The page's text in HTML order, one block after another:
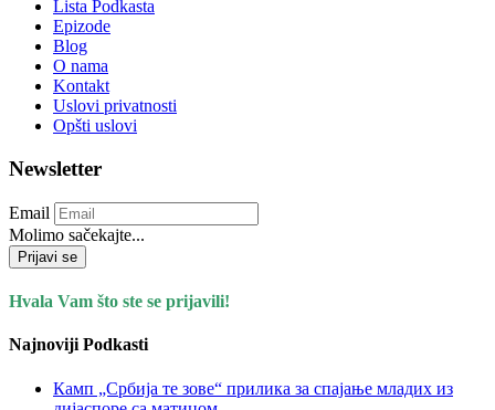
Lista Podkasta
Epizode
Blog
O nama
Kontakt
Uslovi privatnosti
Opšti uslovi
Newsletter
Email
Molimo sačekajte...
Prijavi se
Hvala Vam što ste se prijavili!
Najnoviji Podkasti
Камп „Србија те зове“ прилика за спајање младих из